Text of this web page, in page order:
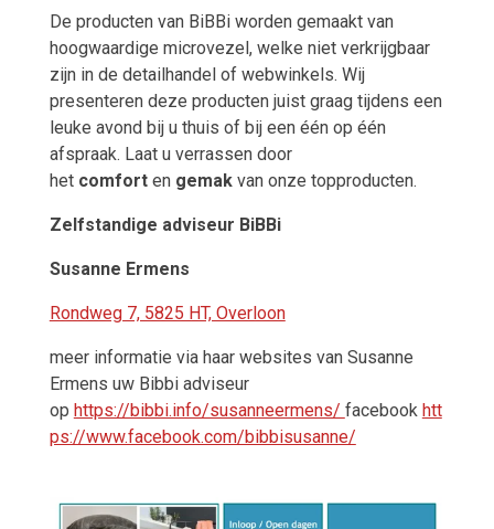
De producten van BiBBi worden gemaakt van
hoogwaardige microvezel, welke niet verkrijgbaar
zijn in de detailhandel of webwinkels. Wij
presenteren deze producten juist graag tijdens een
leuke avond bij u thuis of bij een één op één
afspraak. Laat u verrassen door
het comforten gemakvan onze topproducten.
Zelfstandige adviseur BiBBi
Susanne Ermens
Rondweg 7, 5825 HT, Overloon
meer informatie via haar websites van Susanne
Ermens uw Bibbi adviseur
op https://bibbi.info/susanneermens/ facebook htt
ps://www.facebook.com/bibbisusanne/